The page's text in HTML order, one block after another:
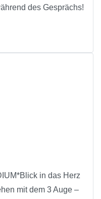
des Gesprächs!
in das Herz
mit dem 3 Auge –